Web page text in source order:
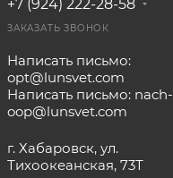
+7 (924) 222-28-58
ЗАКАЗАТЬ ЗВОНОК
Написать письмо:
opt@lunsvet.com
Написать письмо: nach-
oop@lunsvet.com
г. Хабаровск, ул.
Тихоокеанская, 73Т